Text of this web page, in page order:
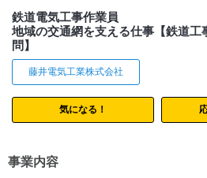
鉄道電気工事作業員
地域の交通網を支える仕事【鉄道工
問】
藤井電気工業株式会社
気になる！
事業内容